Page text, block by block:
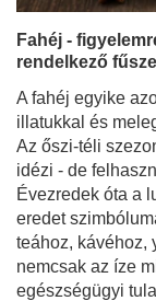
Fahéj -
rendelkező
A fahéj egyike
illatukkal és
Az őszi-téli
idézi - de
Évezredek óta a
eredet
teához, kávéhoz,
nemcsak az íze
egészségügyi